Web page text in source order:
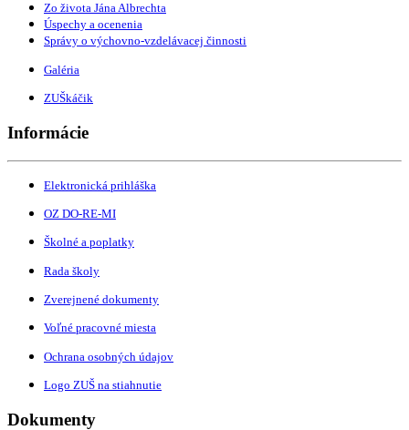
Zo života Jána Albrechta
Úspechy a ocenenia
Správy o výchovno-vzdelávacej činnosti
Galéria
ZUŠkáčik
Informácie
Elektronická prihláška
OZ DO-RE-MI
Školné a poplatky
Rada školy
Zverejnené dokumenty
Voľné pracovné miesta
Ochrana osobných údajov
Logo ZUŠ na stiahnutie
Dokumenty